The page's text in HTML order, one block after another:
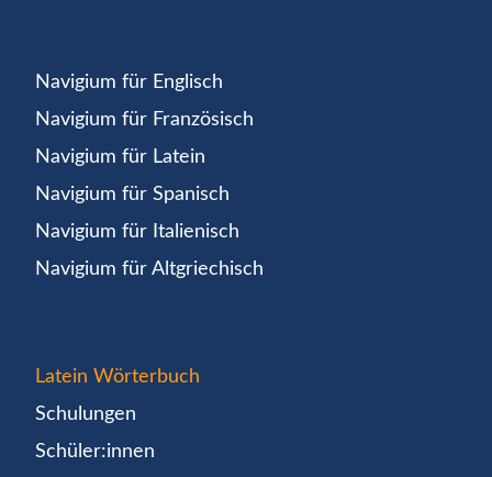
Navigium für Englisch
Navigium für Französisch
Navigium für Latein
Navigium für Spanisch
Navigium für Italienisch
Navigium für Altgriechisch
Latein Wörterbuch
Schulungen
Schüler:innen